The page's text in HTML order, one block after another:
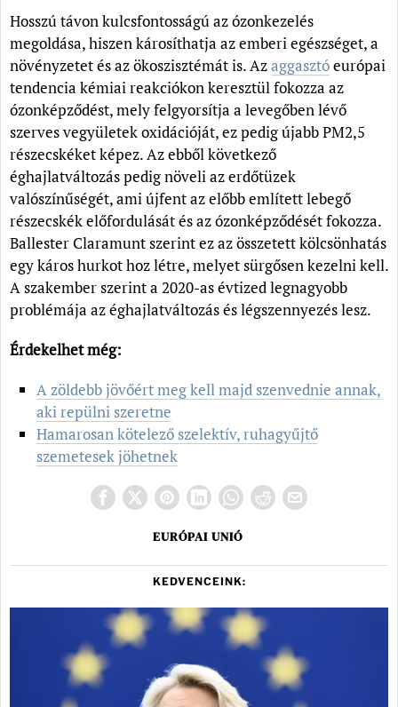
Hosszú távon kulcsfontosságú az ózonkezelés
megoldása, hiszen károsíthatja az emberi egészséget, a
növényzetet és az ökoszisztémát is. Azaggasztóeurópai
tendencia kémiai reakciókon keresztül fokozza az
ózonképződést, mely felgyorsítja a levegőben lévő
szerves vegyületek oxidációját, ez pedig újabb PM2,5
részecskéket képez. Az ebből következő
éghajlatváltozás pedig növeli az erdőtüzek
valószínűségét, ami újfent az előbb említett lebegő
részecskék előfordulását és az ózonképződését fokozza.
Ballester Claramunt szerint ez az összetett kölcsönhatás
egy káros hurkot hoz létre, melyet sürgősen kezelni kell.
A szakember szerint a 2020-as évtized legnagyobb
problémája az éghajlatváltozás és légszennyezés lesz.
Érdekelhet még:
A zöldebb jövőért meg kell majd szenvednie annak,
aki repülni szeretne
Hamarosan kötelező szelektív, ruhagyűjtő
szemetesek jöhetnek
EURÓPAI UNIÓ
KEDVENCEINK: